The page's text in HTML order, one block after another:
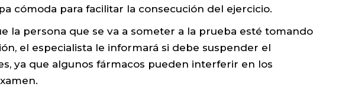
cómoda para facilitar la consecución del ejercicio.
la persona que se va a someter a la prueba esté tomando
el especialista le informará si debe suspender el
ya que algunos fármacos pueden interferir en los